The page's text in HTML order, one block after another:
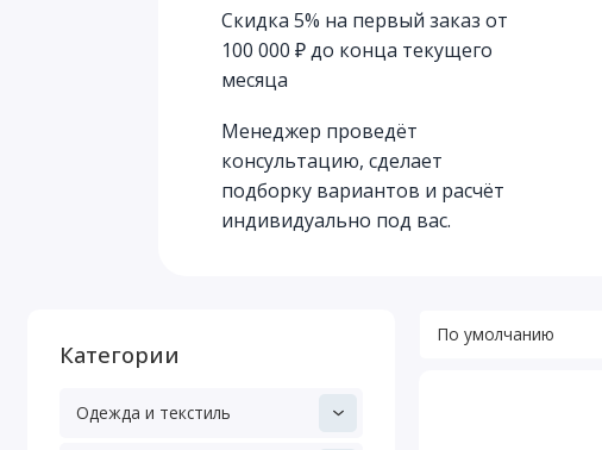
Скидка 5% на первый заказ от
100 000 ₽ до конца текущего
месяца
Менеджер проведёт
консультацию, сделает
подборку вариантов и расчёт
индивидуально под вас.
Категории
Одежда и текстиль